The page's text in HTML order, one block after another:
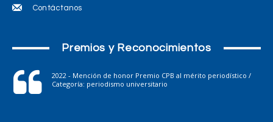
Contáctanos
Premios y Reconocimientos
2022 - Mención de honor Premio CPB al mérito periodístico /
Categoría: periodismo universitario